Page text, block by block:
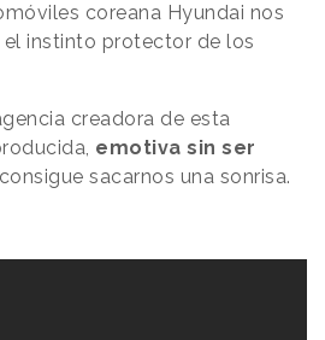
coreana Hyundai nos
instinto protector de los
creadora de esta
emotiva sin ser
sacarnos una sonrisa.